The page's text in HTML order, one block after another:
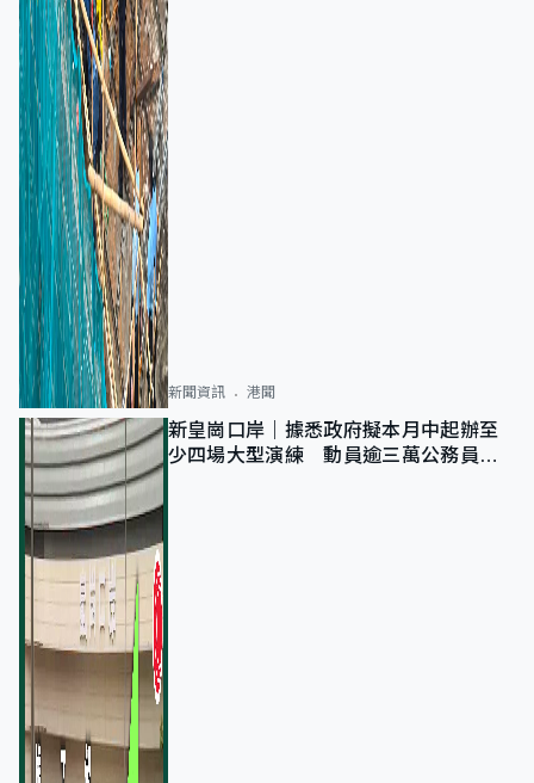
新聞資訊 港聞
新皇崗口岸｜據悉政府擬本月中起辦至
少四場大型演練 動員逾三萬公務員人